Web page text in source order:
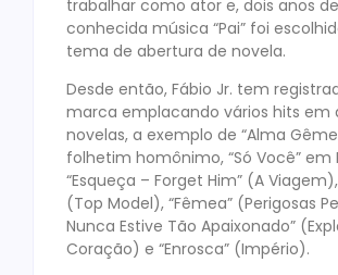
trabalhar como ator e, dois anos
conhecida música “Pai” foi
tema de abertura de novela.
Desde então, Fábio Jr. tem
marca emplacando vários hits em
novelas, a exemplo de “Alma
folhetim homônimo, “Só Você” em
“Esqueça – Forget Him” (A Viagem),
(Top Model), “Fêmea” (Perigosas
Nunca Estive Tão Apaixonado”
Coração) e “Enrosca” (Império).